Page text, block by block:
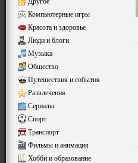
Компьютерные игры
Красота и здоровье
Люди и блоги
Музыка
Общество
Путешествия и события
Развлечения
Сериалы
Спорт
Транспорт
Фильмы и анимация
Хобби и образование